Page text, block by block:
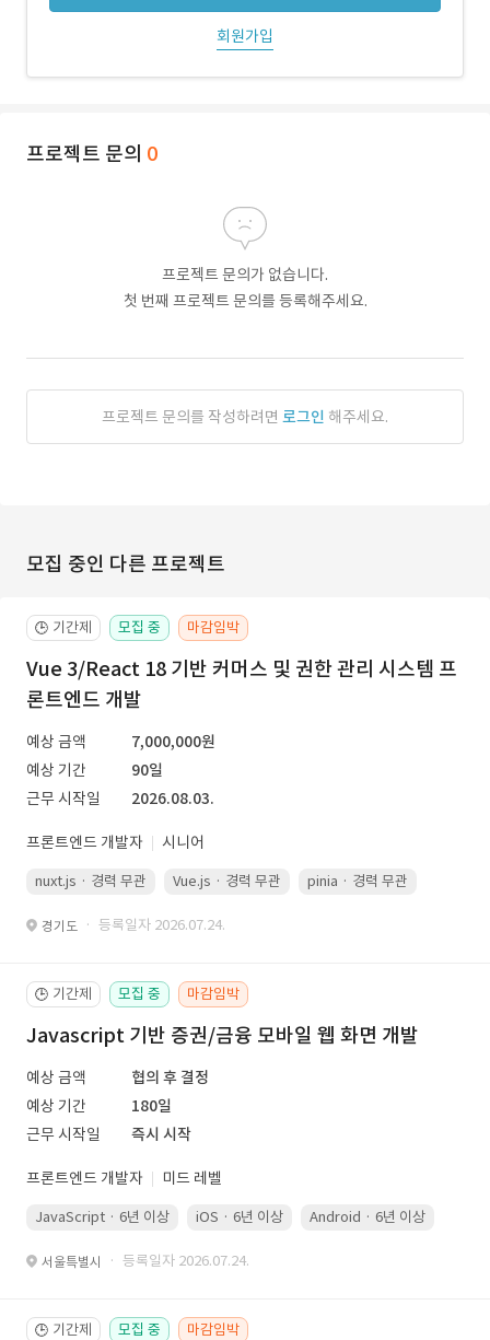
회원가입
프로젝트 문의 0
프로젝트 문의가 없습니다.
첫 번째 프로젝트 문의를 등록해주세요.
프로젝트 문의를 작성하려면 로그인 해주세요.
모집 중인 다른 프로젝트
🕒 기간제 모집 중 마감임박
Vue 3/React 18 기반 커머스 및 권한 관리 시스템 프
론트엔드 개발
예상 금액
7,000,000원
예상 기간
90일
근무 시작일
2026.08.03.
프론트엔드 개발자 시니어
nuxt.js · 경력 무관 Vue.js · 경력 무관 pinia · 경력 무관
경기도 · 등록일자 2026.07.24.
🕒 기간제 모집 중 마감임박
Javascript 기반 증권/금융 모바일 웹 화면 개발
예상 금액
협의 후 결정
예상 기간
180일
근무 시작일
즉시 시작
프론트엔드 개발자 미드 레벨
JavaScript · 6년 이상 iOS · 6년 이상 Android · 6년 이상
서울특별시 · 등록일자 2026.07.24.
🕒 기간제 모집 중 마감임박